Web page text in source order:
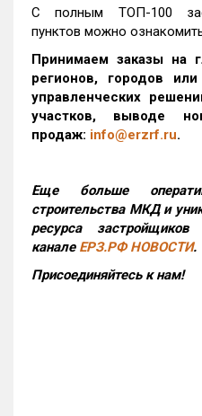
С полным ТОП-100
пунктов можно
Принимаем заказы на
регионов, городов
управленческих
участков, выводе
продаж: info@erzrf.ru.
Еще больше
строительства МКД и
ресурса
канале ЕРЗ.РФ НОВОСТИ.
Присоединяйтесь к нам!